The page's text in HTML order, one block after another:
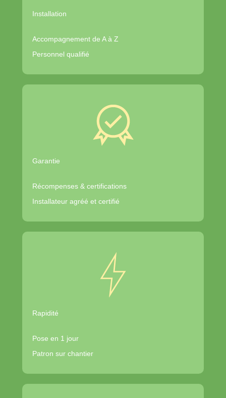
Installation
Accompagnement de A à Z
Personnel qualifié
Garantie
Récompenses & certifications
Installateur agréé et certifié
Rapidité
Pose en 1 jour
Patron sur chantier